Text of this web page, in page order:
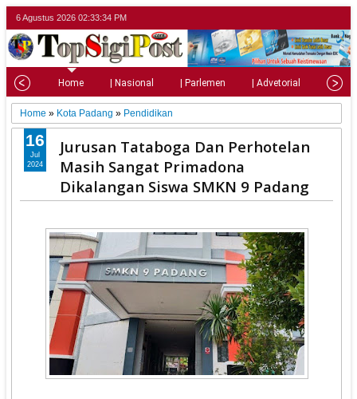
6 Agustus 2026 02:33:35 PM
Home | Nasional | Parlemen | Advetorial |
Home » Kota Padang » Pendidikan
Jurusan Tataboga Dan Perhotelan
Masih Sangat Primadona
Dikalangan Siswa SMKN 9 Padang
16
Jul
2024